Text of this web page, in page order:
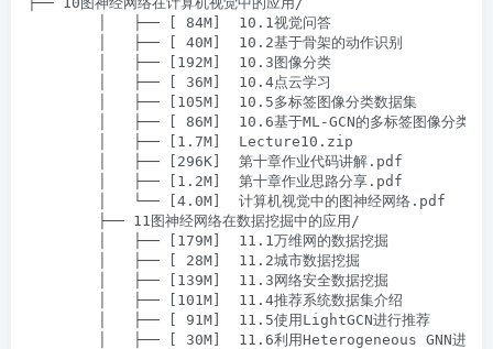
        │   ├── [ 84M]  10.1视觉问答
        │   ├── [ 40M]  10.2基于骨架的动作识别
        │   ├── [192M]  10.3图像分类
        │   ├── [ 36M]  10.4点云学习
        │   ├── [105M]  10.5多标签图像分类数据集
        │   ├── [ 86M]  10.6基于ML-GCN的多标签图像分类
        │   ├── [1.7M]  Lecture10.zip
        │   ├── [296K]  第十章作业代码讲解.pdf
        │   ├── [1.2M]  第十章作业思路分享.pdf
        │   └── [4.0M]  计算机视觉中的图神经网络.pdf
        ├── 11图神经网络在数据挖掘中的应用/
        │   ├── [179M]  11.1万维网的数据挖掘
        │   ├── [ 28M]  11.2城市数据挖掘
        │   ├── [139M]  11.3网络安全数据挖掘
        │   ├── [101M]  11.4推荐系统数据集介绍
        │   ├── [ 91M]  11.5使用LightGCN进行推荐
│   ├── [ 30M]  11.6利用Heterogeneous GNN进行